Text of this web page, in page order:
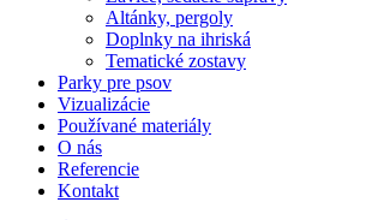
Altánky, pergoly
Doplnky na ihriská
Tematické zostavy
Parky pre psov
Vizualizácie
Používané materiály
O nás
Referencie
Kontakt